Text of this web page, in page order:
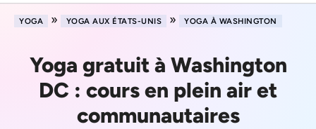
YOGA » YOGA AUX ÉTATS-UNIS » YOGA À WASHINGTON
Yoga gratuit à Washington
DC : cours en plein air et
communautaires